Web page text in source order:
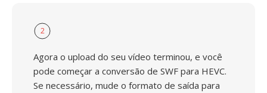
2
Agora o upload do seu vídeo terminou, e você
pode começar a conversão de SWF para HEVC.
Se necessário, mude o formato de saída para